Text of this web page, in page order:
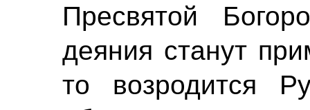
Пресвятой
деяния станут
то возродится